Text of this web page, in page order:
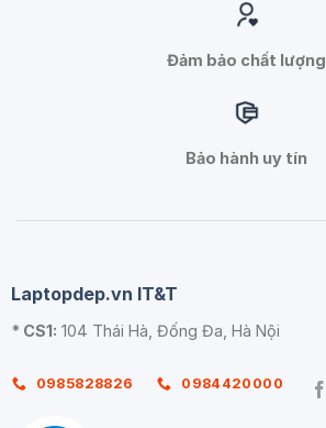
Đảm bảo chất lượng
Bảo hành uy tín
Laptopdep.vn IT&T
* CS1: 104 Thái Hà, Đống Đa, Hà Nội
0985828826 0984420000